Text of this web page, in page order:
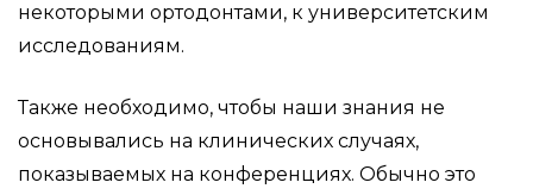
некоторыми ортодонтами, к университетским
исследованиям.
Также необходимо, чтобы наши знания не
основывались на клинических случаях,
показываемых на конференциях. Обычно это